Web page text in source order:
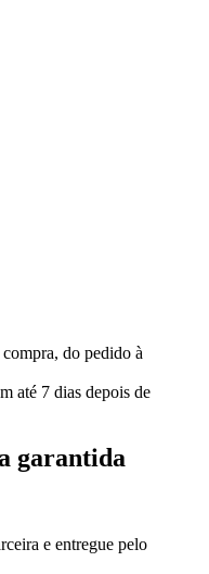
compra, do pedido à
até 7 dias depois de
garantida
e entregue pelo